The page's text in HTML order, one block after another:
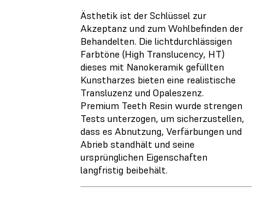
Ästhetik ist der Schlüssel zur
Akzeptanz und zum Wohlbefinden der
Behandelten. Die lichtdurchlässigen
Farbtöne (High Translucency, HT)
dieses mit Nanokeramik gefüllten
Kunstharzes bieten eine realistische
Transluzenz und Opaleszenz.
Premium Teeth Resin wurde strengen
Tests unterzogen, um sicherzustellen,
dass es Abnutzung, Verfärbungen und
Abrieb standhält und seine
ursprünglichen Eigenschaften
langfristig beibehält.